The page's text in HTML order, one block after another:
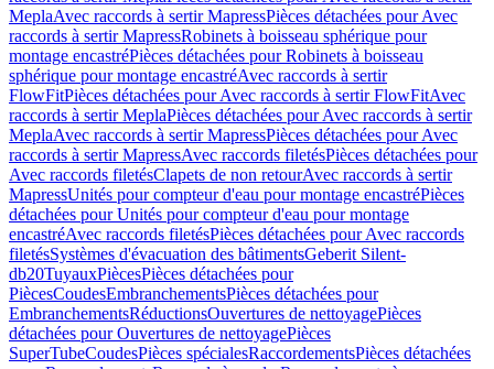
MeplaAvec raccords à sertir MapressPièces détachées pour Avec
raccords à sertir MapressRobinets à boisseau sphérique pour
montage encastréPièces détachées pour Robinets à boisseau
sphérique pour montage encastréAvec raccords à sertir
FlowFitPièces détachées pour Avec raccords à sertir FlowFitAvec
raccords à sertir MeplaPièces détachées pour Avec raccords à sertir
MeplaAvec raccords à sertir MapressPièces détachées pour Avec
raccords à sertir MapressAvec raccords filetésPièces détachées pour
Avec raccords filetésClapets de non retourAvec raccords à sertir
MapressUnités pour compteur d'eau pour montage encastréPièces
détachées pour Unités pour compteur d'eau pour montage
encastréAvec raccords filetésPièces détachées pour Avec raccords
filetésSystèmes d'évacuation des bâtimentsGeberit Silent-
db20TuyauxPiècesPièces détachées pour
PiècesCoudesEmbranchementsPièces détachées pour
EmbranchementsRéductionsOuvertures de nettoyagePièces
détachées pour Ouvertures de nettoyagePièces
SuperTubeCoudesPièces spécialesRaccordementsPièces détachées